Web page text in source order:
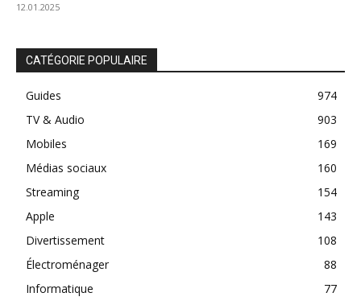
12.01.2025
CATÉGORIE POPULAIRE
Guides
974
TV & Audio
903
Mobiles
169
Médias sociaux
160
Streaming
154
Apple
143
Divertissement
108
Électroménager
88
Informatique
77